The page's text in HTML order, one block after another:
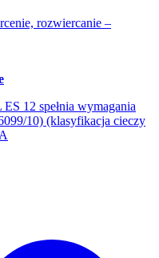
rozwiercanie –
12 spełnia wymagania
10) (klasyfikacja cieczy